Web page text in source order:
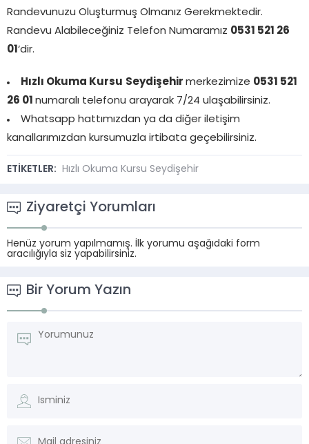
Randevunuzu Oluşturmuş Olmanız Gerekmektedir.
Randevu Alabileceğiniz Telefon Numaramız 0531 521 26
01 ‘dir.
Hızlı Okuma Kursu Seydişehir merkezimize 0531 521
26 01 numaralı telefonu arayarak 7/24 ulaşabilirsiniz.
Whatsapp hattımızdan ya da diğer iletişim
kanallarımızdan kursumuzla irtibata geçebilirsiniz.
ETİKETLER: Hızlı Okuma Kursu Seydişehir
Ziyaretçi Yorumları
Henüz yorum yapılmamış. İlk yorumu aşağıdaki form
aracılığıyla siz yapabilirsiniz.
Bir Yorum Yazın